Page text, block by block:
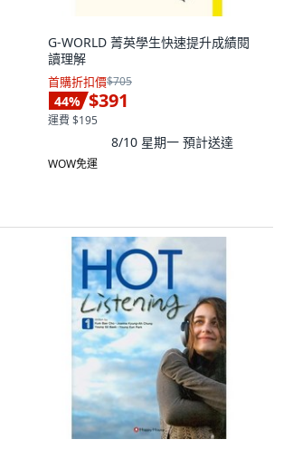
G-WORLD 菁英學生快速提升成績閱
讀理解
首購折扣價$705
44% $391
運費 $195
8/10 星期一 預計送達
WOW免運